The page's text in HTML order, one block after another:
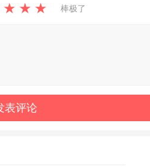
★ ★ ★ 棒极了